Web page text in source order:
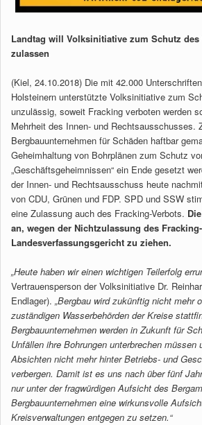
Landtag will Volksinitiative zum Schutz des
zulassen
(Kiel, 24.10.2018) Die mit 42.000
Holsteinern unterstützte Volksinitiative zum
unzulässig, soweit Fracking verboten werden
Mehrheit des Innen- und Rechtsausschusses.
Bergbauunternehmen für Schäden haftbar
Geheimhaltung von Bohrplänen zum Schutz
„Geschäftsgeheimnissen“ ein Ende gesetzt
der Innen- und Rechtsausschuss heute
von CDU, Grünen und FDP. SPD und SSW
eine Zulassung auch des Fracking-Verbots.
an, wegen der Nichtzulassung des
Landesverfassungsgericht zu ziehen.
„Heute haben wir einen wichtigen Teilerfolg
Vertrauensperson der Volksinitiative Dr.
Endlager). „Bergbau wird zukünftig nicht mehr
zuständigen Wasserbehörden der Kreise
Bergbauunternehmen werden in Zukunft für
Unfällen ihre Bohrungen unterbrechen müssen
Absichten nicht mehrhinter Betriebs- und
verbergen. Damit ist es uns nach über fünf
nur unter der fragwürdigenAufsicht des
Bergbauunternehmen eine wirkunsvolle
Kreisverwaltungen entgegen zu setzen.“